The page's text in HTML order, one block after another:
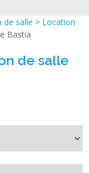
de salle > Location
Bastia
de salle